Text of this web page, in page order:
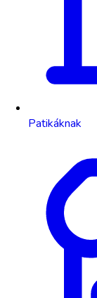
Patikáknak